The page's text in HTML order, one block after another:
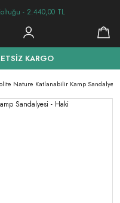
KARGO
Nature Katlanabilir Kamp